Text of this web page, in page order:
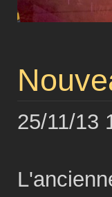
25/11/13